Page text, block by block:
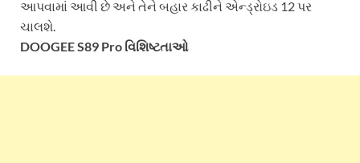
આપવામાં આવી છે અને તેને બહાર કાઢીને એન્ડ્રોઇડ 12 પર
ચાલશે.
DOOGEE S89 Pro વિશિષ્ટતાઓ